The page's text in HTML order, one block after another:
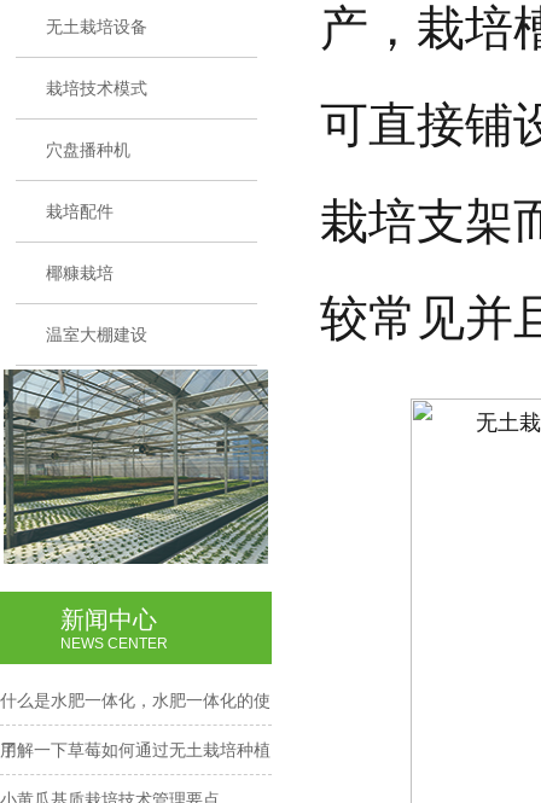
无土栽培设备
栽培技术模式
穴盘播种机
栽培配件
椰糠栽培
温室大棚建设
新闻中心
NEWS CENTER
什么是水肥一体化，水肥一体化的使
用
了解一下草莓如何通过无土栽培种植
产，栽培
可直接铺
栽培支架
较常见并